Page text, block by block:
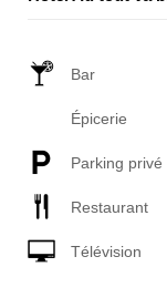
Bar
Épicerie
Parking privé
Restaurant
Télévision